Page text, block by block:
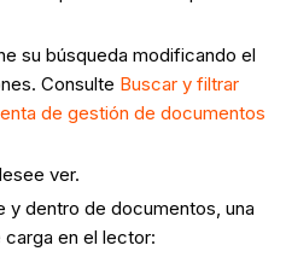
su búsqueda modificando el
Consulte Buscar y filtrar
de gestión de documentos
ver.
y dentro de documentos, una
en el lector: